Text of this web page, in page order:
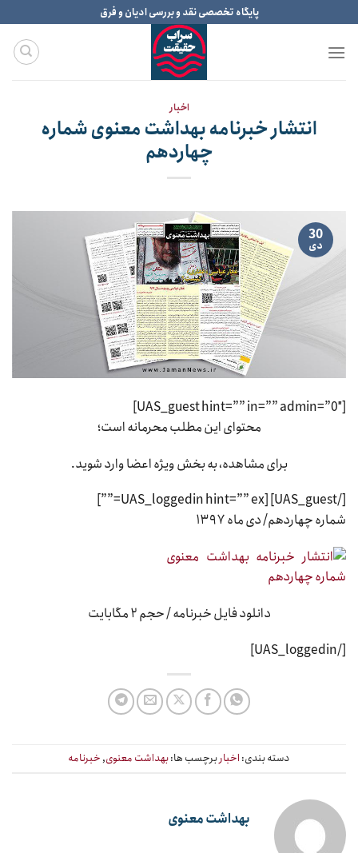
to
content
پایگاه تخصصی نقد و بررسی ادیان و فرق
اخبار
انتشار خبرنامه بهداشت معنوی شماره
چهاردهم
30
دی
[UAS_guest hint=”” in=”” admin=”0″]
محتوای این مطلب محرمانه است؛
برای مشاهده، به بخش ویژه اعضا وارد شوید.
[/UAS_guest] [UAS_loggedin hint=”” ex=””]
شماره چهاردهم/ دی ماه ۱۳۹۷
دانلود فایل خبرنامه / حجم ۲ مگابایت
[/UAS_loggedin]
دسته بندی: اخباربرچسب ها:بهداشت معنوی,خبرنامه
بهداشت معنوی